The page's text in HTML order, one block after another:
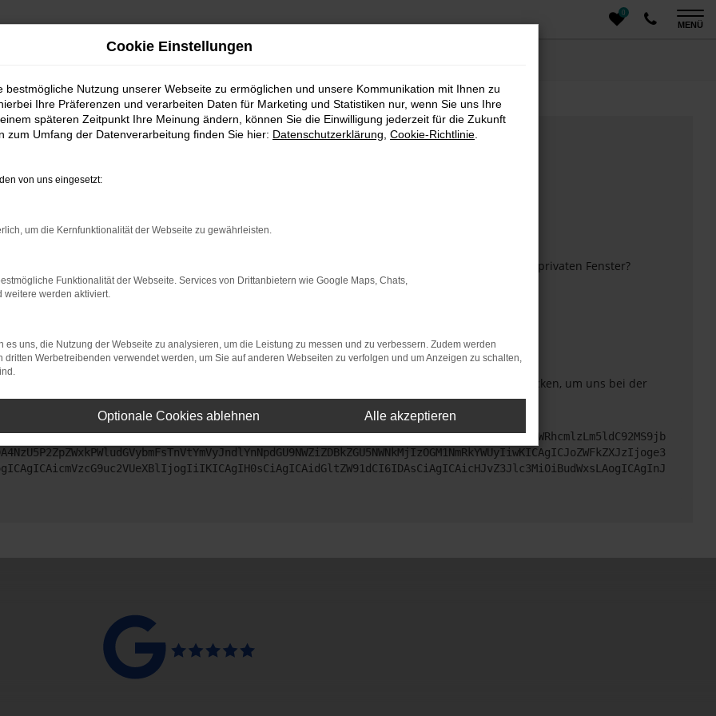
0
MENÜ
bestimmter Seiten verhindern. Funktioniert die Seite in einem anderen Browser oder in einem privaten Fenster?
dem neuesten Stand sind.
kann auch dazu führen, dass bestimmte Funktionen nicht mehr unterstützt werden.
uns bitte. Wir werden versuchen, das Problem zu beheben. Du kannst uns diesen Text schicken, um uns bei der
Cookie Einstellungen
bestmögliche Nutzung unserer Webseite zu ermöglichen und unsere Kommunikation mit Ihnen zu
Ihre Präferenzen und verarbeiten Daten für Marketing und Statistiken nur, wenn Sie uns Ihre
späteren Zeitpunkt Ihre Meinung ändern, können Sie die Einwilligung jederzeit für die Zukunft
zum Umfang der Datenverarbeitung finden Sie hier: Datenschutzerklärung Cookie-Richtlinie
von uns eingesetzt:
um die Kernfunktionalität der Webseite zu gewährleisten.
Funktionalität der Webseite. Services von Drittanbietern wie Google Maps, Chats,
weitere werden aktiviert.
es uns, die Nutzung der Webseite zu analysieren, um die Leistung zu messen und zu verbessern. Zudem werden
dritten Werbetreibenden verwendet werden, um Sie auf anderen Webseiten zu verfolgen und um Anzeigen zu schalten,
Optionale Cookies ablehnen Alle akzeptieren